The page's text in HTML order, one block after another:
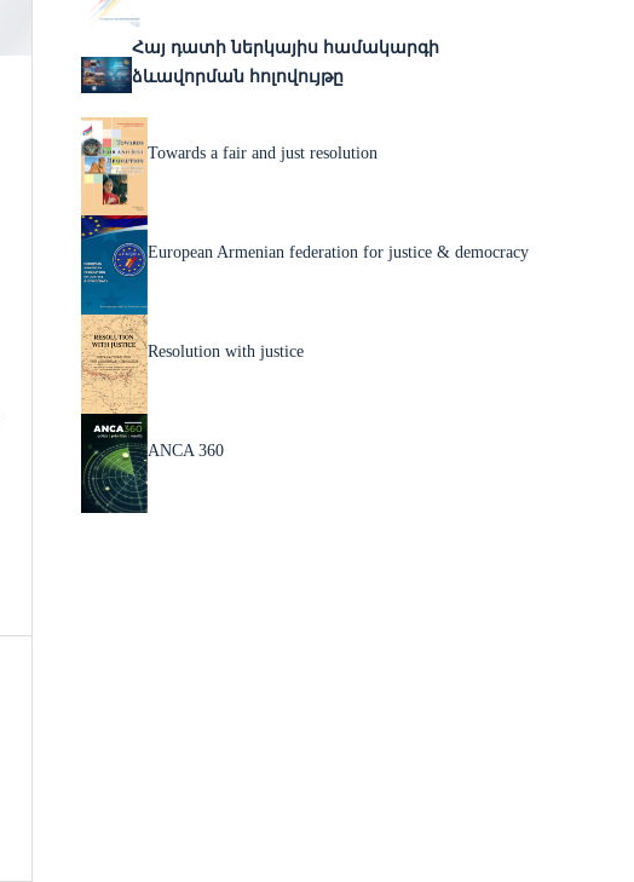
Հայ դատի ներկայիս համակարգի
ձևավորման հոլովույթը
Towards a fair and just resolution
European Armenian federation for justice & democracy
Resolution with justice
ANCA 360